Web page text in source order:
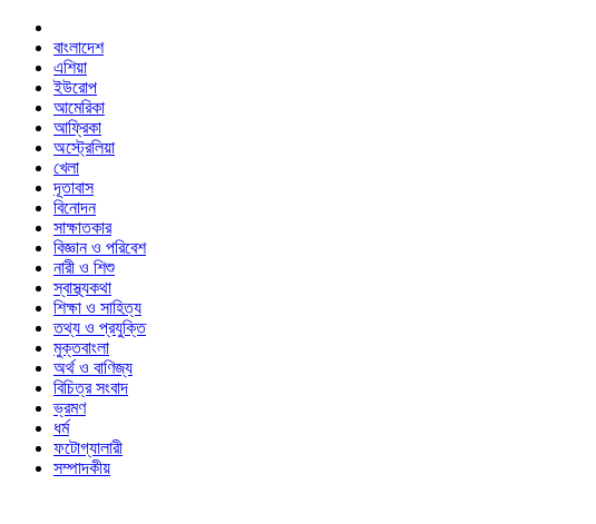
বাংলাদেশ
এশিয়া
ইউরোপ
আমেরিকা
আফ্রিকা
অস্ট্রেলিয়া
খেলা
দূতাবাস
বিনোদন
সাক্ষাতকার
বিজ্ঞান ও পরিবেশ
নারী ও শিশু
স্বাস্থ্যকথা
শিক্ষা ও সাহিত্য
তথ্য ও প্রযুক্তি
মুক্তবাংলা
অর্থ ও বাণিজ্য
বিচিত্র সংবাদ
ভ্রমণ
ধর্ম
ফটোগ্যালারী
সম্পাদকীয়